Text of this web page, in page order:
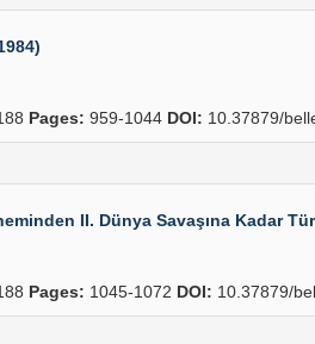
Pages: 959-1044 DOI: 10.37879/
II. Dünya Savaşına Kadar
Pages: 1045-1072 DOI: 10.37879/